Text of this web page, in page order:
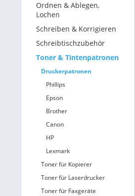
Ordnen & Ablegen,
Lochen
Schreiben & Korrigieren
Schreibtischzubehör
Toner & Tintenpatronen
Druckerpatronen
Phillips
Epson
Brother
Canon
HP
Lexmark
Toner für Kopierer
Toner für Laserdrucker
Toner für Faxgeräte